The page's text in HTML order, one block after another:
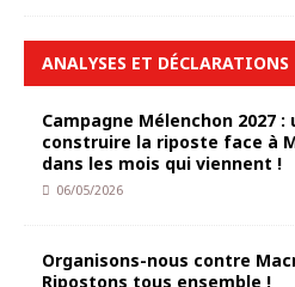
ANALYSES ET DÉCLARATIONS
Campagne Mélenchon 2027 :
construire la riposte face à
dans les mois qui viennent !
06/05/2026
Organisons-nous contre
Ripostons tous ensemble !